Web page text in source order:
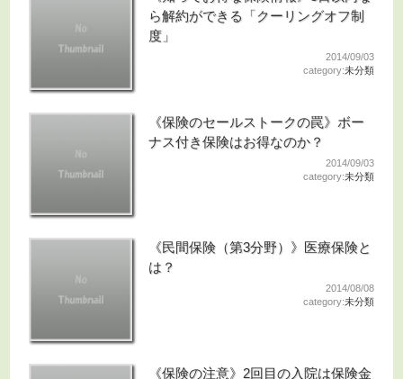
ら解約ができる「クーリングオフ制
度」
2014/09/03
category:未分類
《保険のセールストークの罠》ボー
ナス付き保険はお得なのか？
2014/09/03
category:未分類
《民間保険（第3分野）》医療保険と
は？
2014/08/08
category:未分類
《保険の注意》2回目の入院は保険金